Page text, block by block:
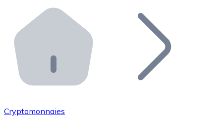
Distributeurs automatiques Bitnovo
Intégrez un ATM Bitnovo dans votre entreprise et
API Bitnovo
Intégrez notre API dans votre écosystème.
Rejoignez notre réseau de distributeurs et
Cryptomonnaies